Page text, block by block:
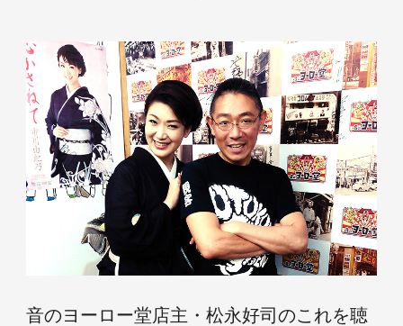
音のヨーロー堂店主・松永好司のこれを聴